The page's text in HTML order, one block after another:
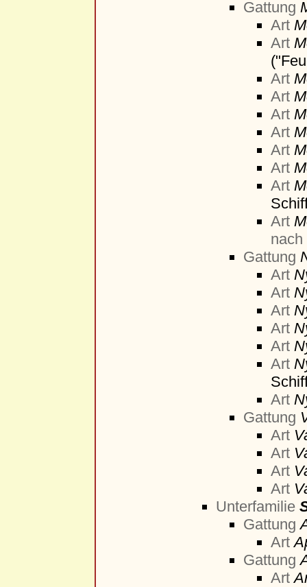
Gattung
Art
Art
Art
Art
Art
Art
Art
Art
Art
Art
nach
Gattung
Art
Art
Art
Art
Art
Art
Art
Gattung
Art
Art
Art
Art
Unterfamilie
Gattung
Art
Gattung
Art